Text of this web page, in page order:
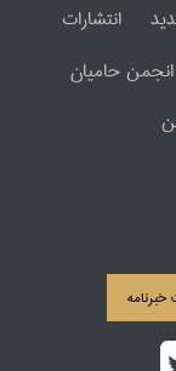
انتشارات
انجمن حامیان
خبرنامه